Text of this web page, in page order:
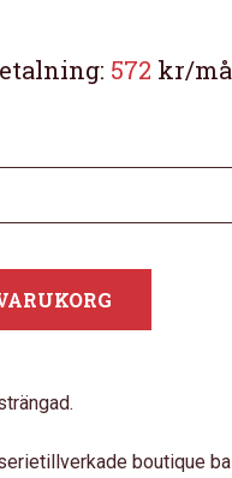
572 kr/
boutique